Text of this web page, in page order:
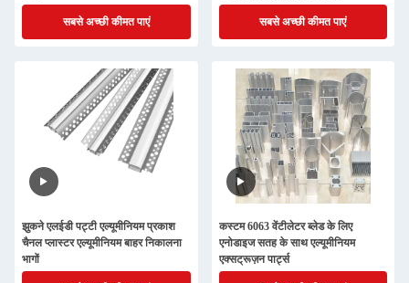
सबसे अच्छी कीमत पाएं सबसे अच्छी कीमत पाएं
झुकने एलईडी पट्टी एल्यूमीनियम प्रकाश
चैनल प्लास्टर एल्यूमीनियम बाहर निकालना
भागों
कस्टम 6063 वेंटीलेटर ब्लेड के लिए
एनोडाइज सतह के साथ एल्यूमीनियम
एक्सट्रूज़न पार्ट्स